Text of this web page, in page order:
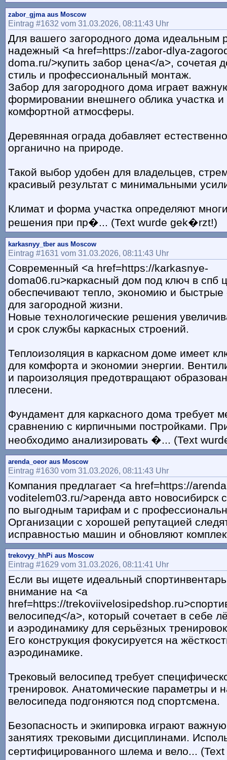
zabor_gjma aus Moscow
Eintrag #1632 vom 31.03.2026, 08:11:43 Uhr
Для вашего загородного дома идеальным
надежный <a href=https://zabor-dlya-
doma.ru/>купить забор цена</a>, сочетая
стиль и профессиональный монтаж.
Забор для загородного дома играет
формировании внешнего облика участка и
комфортной атмосферы.
Деревянная ограда добавляет
органично на природе.
Такой выбор удобен для владельцев,
красивый результат с минимальными
Климат и форма участка определяют
решения при пр�... (Text wurde gek�rzt!)
karkasnyy_tber aus Moscow
Eintrag #1631 vom 31.03.2026, 08:11:43 Uhr
Современный <a href=https://karkasnye-
doma06.ru>каркасный дом под ключ в спб
обеспечивают тепло, экономию и быстрые
для загородной жизни.
Новые технологические решения
и срок службы каркасных строений.
Теплоизоляция в каркасном доме имеет
для комфорта и экономии энергии.
и пароизоляция предотвращают
плесени.
Фундамент для каркасного дома требует
сравнению с кирпичными постройками.
необходимо анализировать �... (Text
arenda_oeor aus Moscow
Eintrag #1630 vom 31.03.2026, 08:11:43 Uhr
Компания предлагает <a href=https://
voditelem03.ru/>аренда авто новосибирск
по выгодным тарифам и с
Организации с хорошей репутацией
исправностью машин и обновляют
trekovyy_hhPi aus Moscow
Eintrag #1629 vom 31.03.2026, 08:11:41 Uhr
Если вы ищете идеальный
внимание на <a
href=https://
велосипед</a>, который сочетает в себе
и аэродинамику для серьёзных
Его конструкция фокусируется на
аэродинамике.
Трековый велосипед требует
тренировок. Анатомические параметры и
велосипеда подгоняются под спортсмена.
Безопасность и экипировка играют
занятиях трековыми дисциплинами.
сертифицированного шлема и вело...